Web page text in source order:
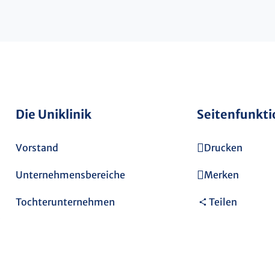
Die Uniklinik
Vorstand
Unternehmensbereiche
Tochterunternehmen
Drucken
Merken
Teilen